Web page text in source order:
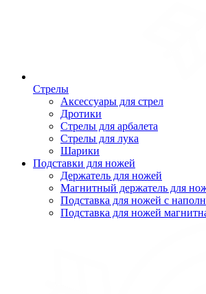
Стрелы
Аксессуары для стрел
Дротики
Стрелы для арбалета
Стрелы для лука
Шарики
Подставки для ножей
Держатель для ножей
Магнитный держатель для
Подставка для ножей с
Подставка для ножей